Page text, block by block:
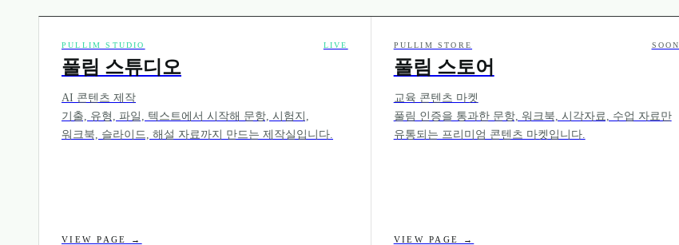
PULLIM STUDIO LIVE
풀림 스튜디오
AI 콘텐츠 제작
기출, 유형, 파일, 텍스트에서 시작해 문항, 시험지,
워크북, 슬라이드, 해설 자료까지 만드는 제작실입니다.
VIEW PAGE →
PULLIM STORE SOON
풀림 스토어
교육 콘텐츠 마켓
풀림 인증을 통과한 문항, 워크북, 시각자료, 수업 자료만
유통되는 프리미엄 콘텐츠 마켓입니다.
VIEW PAGE →